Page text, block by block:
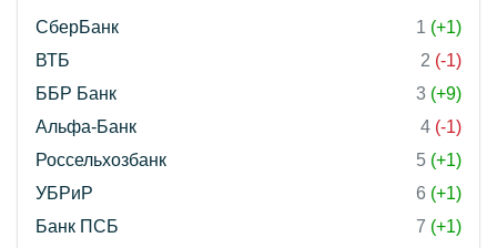
СберБанк 1 (+1)
ВТБ
2 (-1)
ББР Банк
3 (+9)
Альфа-Банк
4 (-1)
Россельхозбанк
5 (+1)
УБРиР
6 (+1)
Банк ПСБ
7 (+1)